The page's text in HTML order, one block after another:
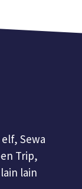
Sewa
Trip,
lain